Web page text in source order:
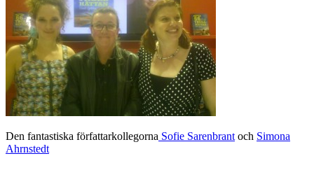
Den fantastiska författarkollegorna Sofie Sarenbrant och Simona
Ahrnstedt